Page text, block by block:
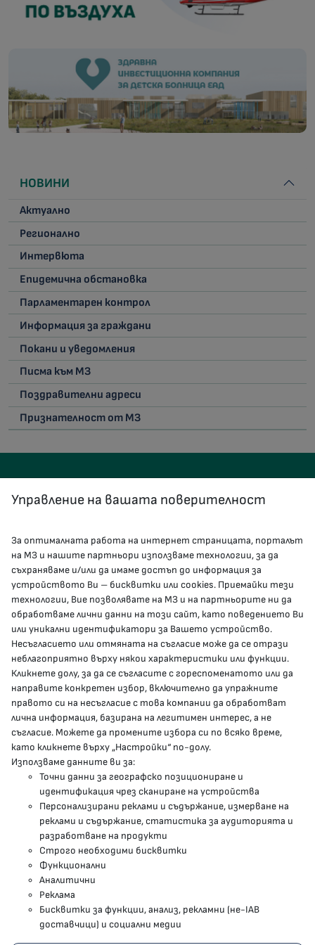
НОВИНИ
Актуално
Регионално
Интервюта
Епидемична обстановка
Парламентарен контрол
Информация за граждани
Покани и уведомления
Писма към МЗ
Поздравителни адреси
Признателност от МЗ
КОНТАКТИ
гр.София, 1000, пл. „Света Неделя“ №5
delovodstvo@mh.government.bg
presscenter@mh.government.bg
МЗ В СОЦИАЛНИТЕ МРЕЖИ
Facebook страница
Instragram профил
YouTube канал
Threads профил
Карта на сайта
Бисквитки
Условия за използване
Управление на вашата поверителност
За оптималната работа на интернет страницата, порталът
на МЗ и нашите партньори използваме технологии, за да
съхраняваме и/или да имаме достъп до информация за
устройството Ви – бисквитки или cookies. Приемайки тези
технологии, Вие позволявате на МЗ и на партньорите ни да
обработваме лични данни на този сайт, като поведението Ви
или уникални идентификатори за Вашето устройство.
Несъгласието или отмяната на съгласие може да се отрази
неблагоприятно върху някои характеристики или функции.
Кликнете долу, за да се съгласите с гореспоменатото или да
направите конкретен избор, включително да упражните
правото си на несъгласие с това компании да обработват
лична информация, базирана на легитимен интерес, а не
съгласие. Можете да промените избора си по всяко време,
като кликнете върху „Настройки“ по-долу.
Използваме данните ви за:
Точни данни за географско позициониране и
идентификация чрез сканиране на устройства
Персонализирани реклами и съдържание, измерване на
реклами и съдържание, статистика за аудиторията и
разработване на продукти
Строго необходими бисквитки
Функционални
Аналитични
Реклама
Бисквитки за функции, анализ, рекламни (не-IAB
доставчици) и социални медии